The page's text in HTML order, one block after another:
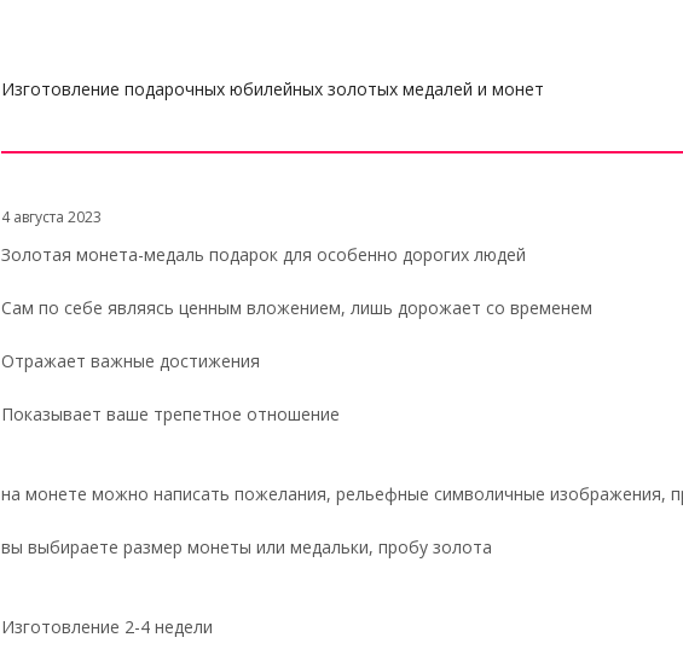
Изготовление подарочных юбилейных золотых медалей и монет
4 августа 2023
Золотая монета-медаль подарок для особенно дорогих людей
Сам по себе являясь ценным вложением, лишь дорожает со временем
Отражает важные достижения
Показывает ваше трепетное отношение
на монете можно написать пожелания, рельефные символичные изображения,
вы выбираете размер монеты или медальки, пробу золота
Изготовление 2-4 недели